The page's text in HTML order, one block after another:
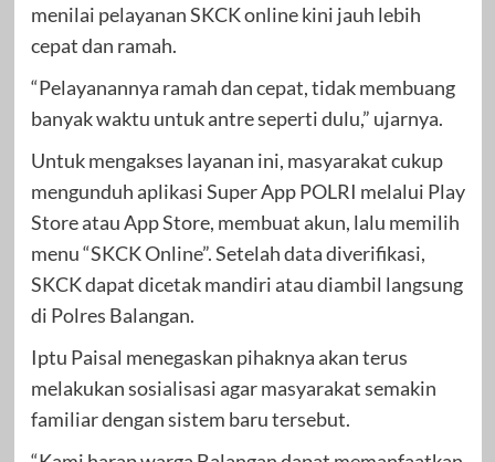
menilai pelayanan SKCK online kini jauh lebih
cepat dan ramah.
“Pelayanannya ramah dan cepat, tidak membuang
banyak waktu untuk antre seperti dulu,” ujarnya.
Untuk mengakses layanan ini, masyarakat cukup
mengunduh aplikasi Super App POLRI melalui Play
Store atau App Store, membuat akun, lalu memilih
menu “SKCK Online”. Setelah data diverifikasi,
SKCK dapat dicetak mandiri atau diambil langsung
di Polres Balangan.
Iptu Paisal menegaskan pihaknya akan terus
melakukan sosialisasi agar masyarakat semakin
familiar dengan sistem baru tersebut.